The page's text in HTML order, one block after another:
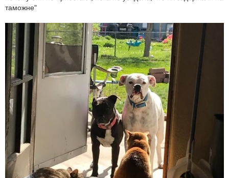
таможне"